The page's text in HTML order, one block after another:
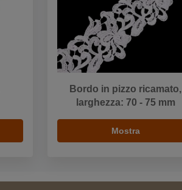
Bordo in pizzo ricamato,
larghezza: 70 - 75 mm
Mostra